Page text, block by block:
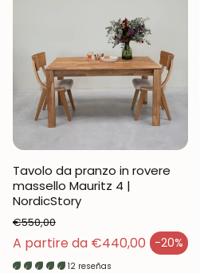
Tavolo da pranzo in rovere
massello Mauritz 4 |
NordicStory
A partire da €440,00 -20%
Prezzo di vendita
Prezzo normale
€550,00
12 reseñas